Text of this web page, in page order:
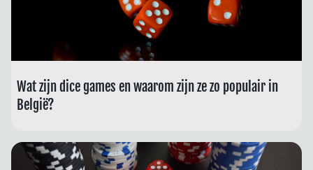
Wat zijn dice games en waarom zijn ze zo populair in
België?